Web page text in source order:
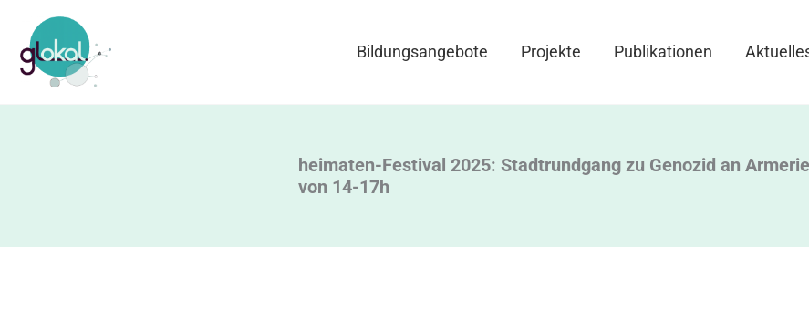
Inhalt
springen
Bildungsangebote Projekte Publikationen
heimaten-Festival 2025: Stadtrundgang zu Genozid an
von 14-17h